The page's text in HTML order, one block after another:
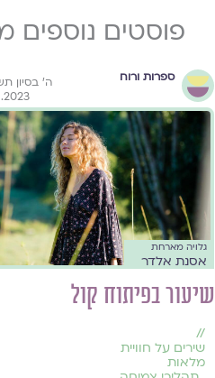
פוסטים
ספרות ורוח
ה׳ בסיון
גלויה מארחת
אסנת אלדר
שיעור בפיתוח קול
//
שירים על חוויית
מלאות